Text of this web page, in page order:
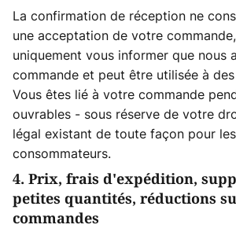
La confirmation de réception ne
une acceptation de votre
uniquement vous informer que nous
commande et peut être utilisée à
Vous êtes lié à votre commande
ouvrables - sous réserve de votre
légal existant de toute façon pour
consommateurs.
4. Prix, frais d'expédition,
petites quantités, réductions
commandes